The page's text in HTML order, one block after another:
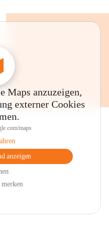
Maps anzuzeigen,
externer Cookies
maps
anzeigen